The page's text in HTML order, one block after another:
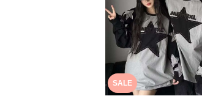
SALE